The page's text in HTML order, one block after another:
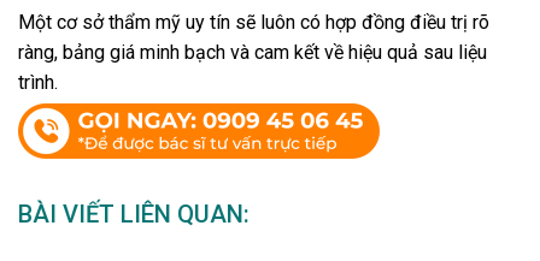
Một cơ sở thẩm mỹ uy tín sẽ luôn có hợp đồng điều trị rõ
ràng, bảng giá minh bạch và cam kết về hiệu quả sau liệu
trình.
BÀI VIẾT LIÊN QUAN: